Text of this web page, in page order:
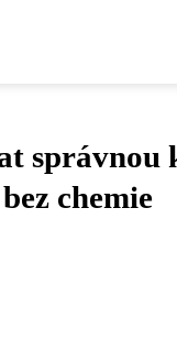
správnou
chemie